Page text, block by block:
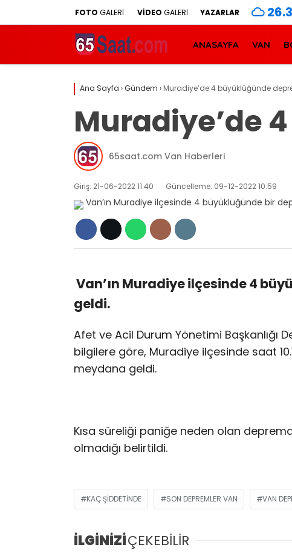
FOTO GALERİ VİDEO GALERİ YAZARLAR 26.3
ANASAYFA VAN
Ana Sayfa ›Gündem › Muradiye’de 4 büyüklüğünde
Muradiye’de
65saat.com Van Haberleri
Giriş: 21-06-2022 11:40 Güncelleme: 09-12-2022 10:59
Van’ın Muradiye ilçesinde 4
geldi.
Afet ve Acil Durum Yönetimi Başkanlığı
bilgilere göre, Muradiye ilçesinde saat
meydana geldi.
Kısa süreliği paniğe neden olan
olmadığı belirtildi.
KAÇ ŞIDDETINDE SON DEPREMLER VAN VAN
İLGİNİZİÇEKEBİLİR